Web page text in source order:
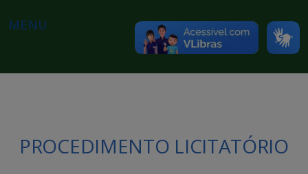
MENU
PROCEDIMENTO LICITATÓRIO